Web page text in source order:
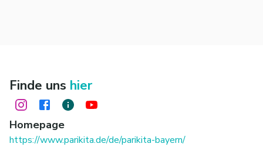
Finde uns hier
Homepage
https://www.parikita.de/de/parikita-bayern/